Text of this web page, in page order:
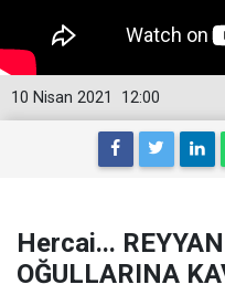
12:00
10 Nisan 2021
Hercai...
OĞULLARINA